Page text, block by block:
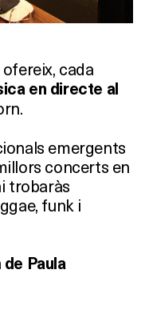
cada
en directe al
emergents
concerts en
trobaràs
funk i
de Paula